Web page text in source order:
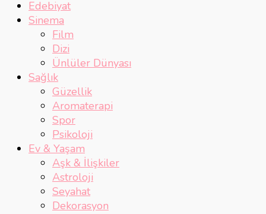
Edebiyat
Sinema
Film
Dizi
Ünlüler Dünyası
Sağlık
Güzellik
Aromaterapi
Spor
Psikoloji
Ev & Yaşam
Aşk & İlişkiler
Astroloji
Seyahat
Dekorasyon